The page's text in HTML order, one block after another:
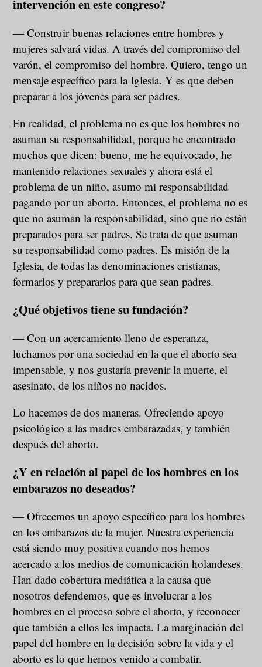
intervención en este congreso?
— Construir buenas relaciones entre hombres y
mujeres salvará vidas. A través del compromiso del
varón, el compromiso del hombre. Quiero, tengo un
mensaje específico para la Iglesia. Y es que deben
preparar a los jóvenes para ser padres.
En realidad, el problema no es que los hombres no
asuman su responsabilidad, porque he encontrado
muchos que dicen: bueno, me he equivocado, he
mantenido relaciones sexuales y ahora está el
problema de un niño, asumo mi responsabilidad
pagando por un aborto. Entonces, el problema no es
que no asuman la responsabilidad, sino que no están
preparados para ser padres. Se trata de que asuman
su responsabilidad como padres. Es misión de la
Iglesia, de todas las denominaciones cristianas,
formarlos y prepararlos para que sean padres.
¿Qué objetivos tiene su fundación?
— Con un acercamiento lleno de esperanza,
luchamos por una sociedad en la que el aborto sea
impensable, y nos gustaría prevenir la muerte, el
asesinato, de los niños no nacidos.
Lo hacemos de dos maneras. Ofreciendo apoyo
psicológico a las madres embarazadas, y también
después del aborto.
¿Y en relación al papel de los hombres en los
embarazos no deseados?
— Ofrecemos un apoyo específico para los hombres
en los embarazos de la mujer. Nuestra experiencia
está siendo muy positiva cuando nos hemos
acercado a los medios de comunicación holandeses.
Han dado cobertura mediática a la causa que
nosotros defendemos, que es involucrar a los
hombres en el proceso sobre el aborto, y reconocer
que también a ellos les impacta. La marginación del
papel del hombre en la decisión sobre la vida y el
aborto es lo que hemos venido a combatir.